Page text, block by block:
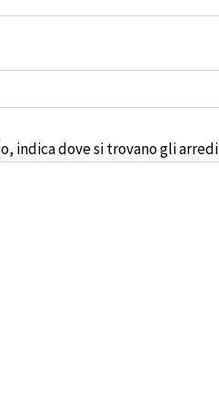
indica dove si trovano gli arredi